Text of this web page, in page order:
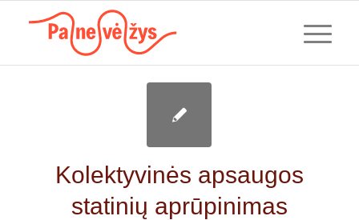
Kolektyvinės apsaugos
statinių aprūpinimas